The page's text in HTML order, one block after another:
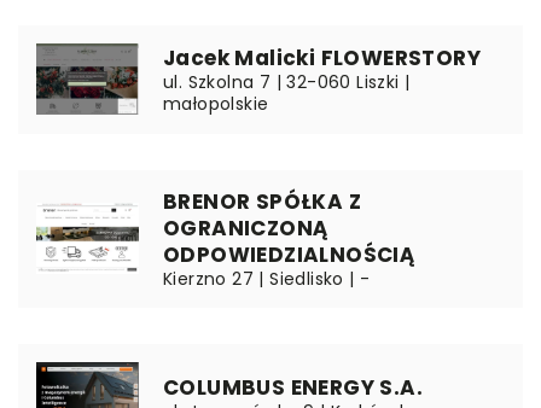
Jacek Malicki FLOWERSTORY
ul. Szkolna 7 | 32-060 Liszki |
małopolskie
BRENOR SPÓŁKA Z
OGRANICZONĄ
ODPOWIEDZIALNOŚCIĄ
Kierzno 27 | Siedlisko | -
COLUMBUS ENERGY S.A.